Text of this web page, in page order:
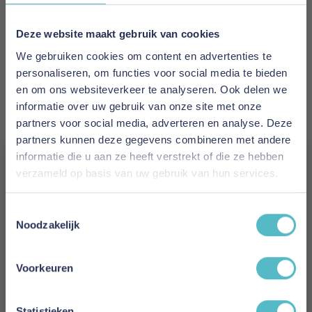
Deze website maakt gebruik van cookies
We gebruiken cookies om content en advertenties te
personaliseren, om functies voor social media te bieden
en om ons websiteverkeer te analyseren. Ook delen we
informatie over uw gebruik van onze site met onze
partners voor social media, adverteren en analyse. Deze
partners kunnen deze gegevens combineren met andere
informatie die u aan ze heeft verstrekt of die ze hebben
verzameld op basis van uw gebruik van hun services.
Noodzakelijk
Voorkeuren
EAN
Prijs
€ 2.982,00
Levertijd
15 weken
Kleur
893
Akello Sofa Bed Chaise With Arms
E-mail